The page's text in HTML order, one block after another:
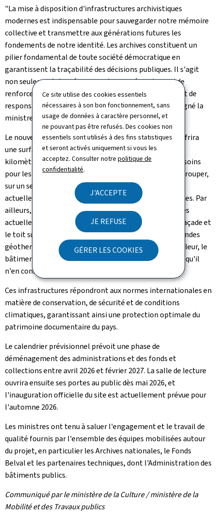
Ce site utilise des cookies essentiels
nécessaires à son bon fonctionnement, sans
usage de données à caractère personnel, et
ne pouvant pas être refusés. Des cookies non
essentiels sont utilisés à des fins statistiques
et seront activés uniquement si vous les
acceptez. Consulter notrepolitique de
confidentialité.
J'ACCEPTE
JE REFUSE
GÉRER LES COOKIES
"La mise à disposition d'infrastructures archivistiques
modernes est indispensable pour sauvegarder notre mémoire
collective et transmettre aux générations futures les
fondements de notre identité. Les archives constituent un
pilier fondamental de toute société démocratique en
garantissent la traçabilité des décisions publiques. Il s'agit
non seulement de préserver notre passé, mais aussi de
renforcer notre avenir dans un souci de transparence et de
responsabilité tant individuelle que collective", a souligné la
ministre Yuriko Backes.
Le nouveau bâtiment, conçu en bois, verre et béton, offrira
une surface nette de 17.224 m² et une capacité de 105
kilomètres linéaires de stockage, couvrant ainsi les besoins
pour les 25 à 30 prochaines années. Il permettra de regrouper,
sur un seul site, l'ensemble des services et dépôts
actuellement dispersés sur six implantations différentes. Par
ailleurs, le bâtiment répond aux exigences énergétiques
actuelles: grâce aux panneaux photovoltaïques sur la façade et
le toit sur une surface de 5.700 m2 combinés avec 20 sondes
géothermiques, un puits canadien et des pompes à chaleur, le
bâtiment produira annuellement davantage d'énergie qu'il
n'en consommera.
Ces infrastructures répondront aux normes internationales en
matière de conservation, de sécurité et de conditions
climatiques, garantissant ainsi une protection optimale du
patrimoine documentaire du pays.
Le calendrier prévisionnel prévoit une phase de
déménagement des administrations et des fonds et
collections entre avril 2026 et février 2027. La salle de lecture
ouvrira ensuite ses portes au public dès mai 2026, et
l'inauguration officielle du site est actuellement prévue pour
l'automne 2026.
Les ministres ont tenu à saluer l'engagement et le travail de
qualité fournis par l'ensemble des équipes mobilisées autour
du projet, en particulier les Archives nationales, le Fonds
Belval et les partenaires techniques, dont l'Administration des
bâtiments publics.
Communiqué par le ministère de la Culture / ministère de la
Mobilité et des Travaux publics